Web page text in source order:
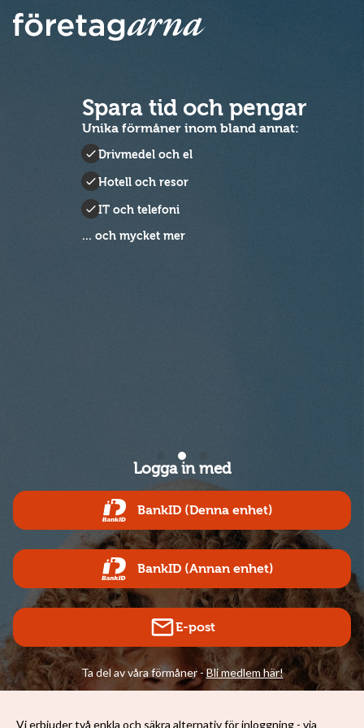
Spara tid och pengar
Unika förmåner inom bland annat:
Drivmedel och el
Hotell och resor
IT och telefoni
... och mycket mer
Logga in med
BankID (Denna enhet)
BankID (Annan enhet)
E-post
Ta del av våra förmåner -Bli medlem här!
Vi erbjuder två enkla och säkra alternativ för inloggning - via